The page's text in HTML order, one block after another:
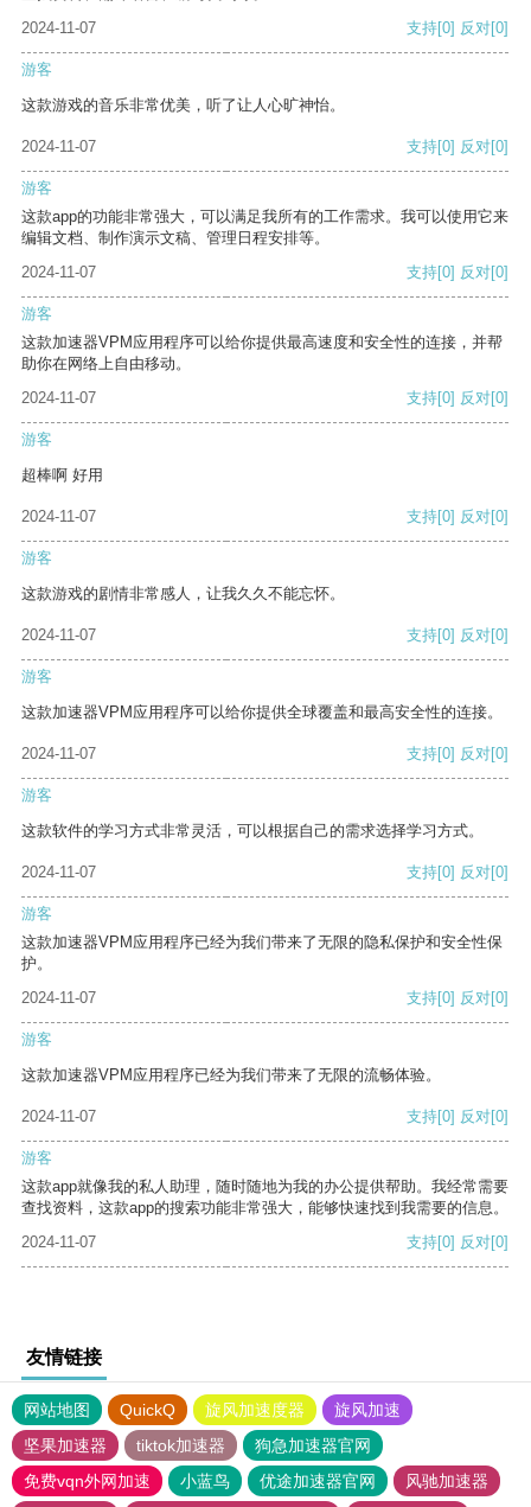
2024-11-07
支持[0] 反对[0]
游客
这款游戏的音乐非常优美，听了让人心旷神怡。
2024-11-07 支持[0] 反对[0]
游客
这款app的功能非常强大，可以满足我所有的工作需求。我可以使用它来
编辑文档、制作演示文稿、管理日程安排等。
2024-11-07
支持[0] 反对[0]
游客
这款加速器VPM应用程序可以给你提供最高速度和安全性的连接，并帮
助你在网络上自由移动。
2024-11-07
支持[0] 反对[0]
游客
超棒啊 好用
2024-11-07 支持[0] 反对[0]
游客
这款游戏的剧情非常感人，让我久久不能忘怀。
2024-11-07 支持[0] 反对[0]
游客
这款加速器VPM应用程序可以给你提供全球覆盖和最高安全性的连接。
2024-11-07 支持[0] 反对[0]
游客
这款软件的学习方式非常灵活，可以根据自己的需求选择学习方式。
2024-11-07 支持[0] 反对[0]
游客
这款加速器VPM应用程序已经为我们带来了无限的隐私保护和安全性保
护。
2024-11-07
支持[0] 反对[0]
游客
这款加速器VPM应用程序已经为我们带来了无限的流畅体验。
2024-11-07 支持[0] 反对[0]
游客
这款app就像我的私人助理，随时随地为我的办公提供帮助。我经常需要
查找资料，这款app的搜索功能非常强大，能够快速找到我需要的信息。
2024-11-07
支持[0] 反对[0]
友情链接
网站地图 QuickQ 旋风加速度器
旋风加速
坚果加速器
tiktok加速器
狗急加速器官网
免费vqn外网加速
小蓝鸟 优途加速器官网 风驰加速器